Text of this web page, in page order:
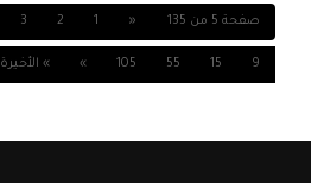
صفحة 5 من 135 «
1
2
3
9
15
55
105
» » الأخيرة